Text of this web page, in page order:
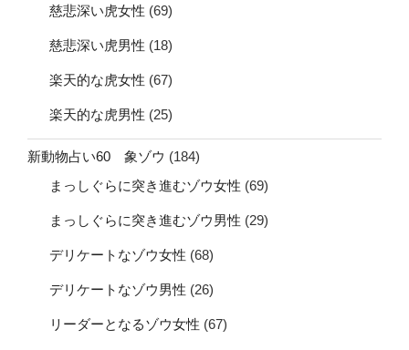
慈悲深い虎女性 (69)
慈悲深い虎男性 (18)
楽天的な虎女性 (67)
楽天的な虎男性 (25)
新動物占い60 象ゾウ (184)
まっしぐらに突き進むゾウ女性 (69)
まっしぐらに突き進むゾウ男性 (29)
デリケートなゾウ女性 (68)
デリケートなゾウ男性 (26)
リーダーとなるゾウ女性 (67)